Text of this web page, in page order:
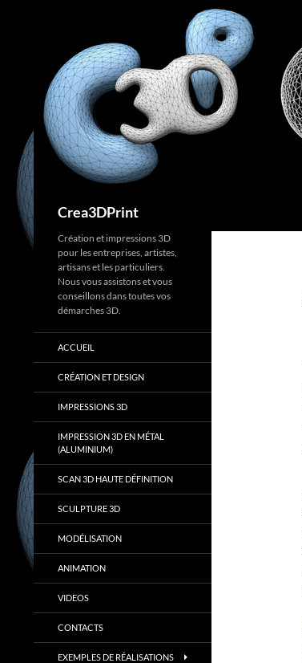
Crea3DPrint
Création et impressions 3D
pour les entreprises, artistes,
artisans et les particuliers.
Nous vous assistons et vous
conseillons dans toutes vos
démarches 3D.
ACCUEIL
CRÉATION ET DESIGN
IMPRESSIONS 3D
IMPRESSION 3D EN MÉTAL
(ALUMINIUM)
SCAN 3D HAUTE DÉFINITION
SCULPTURE 3D
MODÉLISATION
ANIMATION
VIDEOS
CONTACTS
EXEMPLES DE RÉALISATIONS